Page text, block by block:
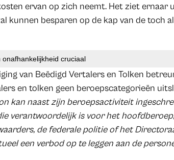
ervan op zich neemt. Het ziet
kunnen besparen op de kap van de toch
onafhankelijkheid cruciaal
van Beëdigd Vertalers en Tolken
en tolken geen beroepscategorieën
kan naast zijn beroepsactiviteit
verantwoordelijk is voor het
de federale politie of het
een verbod op te leggen aan de